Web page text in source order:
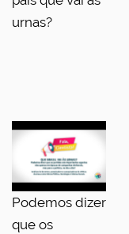
urnas?
Podemos dizer
que os